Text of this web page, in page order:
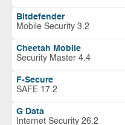
Bitdefender
Mobile Security 3.2
Cheetah Mobile
Security Master 4.4
F-Secure
SAFE 17.2
G Data
Internet Security 26.2